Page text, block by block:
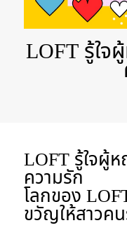
LOFT รู้ใ
LOFT รู้ใจผู้
ความรัก
โลกของ
ขวัญให้สาวค